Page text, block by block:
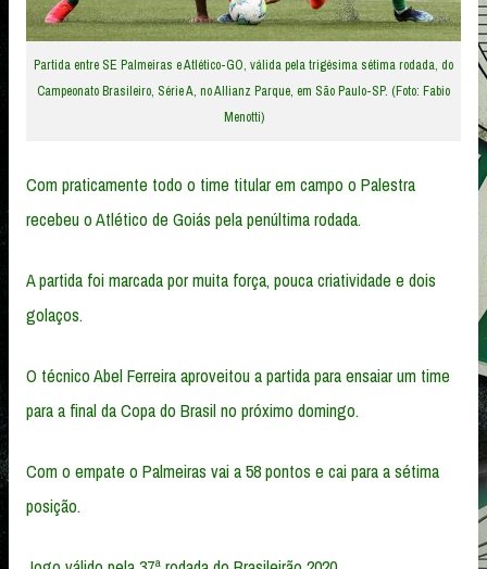
Partida entre SE Palmeiras e Atlético-GO, válida pela trigésima sétima rodada, do
Campeonato Brasileiro, Série A, no Allianz Parque, em São Paulo-SP. (Foto: Fabio
Menotti)
Com praticamente todo o time titular em campo o Palestra
recebeu o Atlético de Goiás pela penúltima rodada.
A partida foi marcada por muita força, pouca criatividade e dois
golaços.
O técnico Abel Ferreira aproveitou a partida para ensaiar um time
para a final da Copa do Brasil no próximo domingo.
Com o empate o Palmeiras vai a 58 pontos e cai para a sétima
posição.